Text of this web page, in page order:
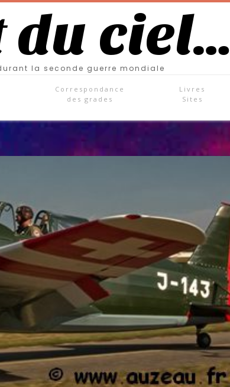
du ciel…
la seconde guerre mondiale
Correspondance
des grades
Livres
Sites